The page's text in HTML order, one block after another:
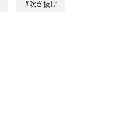
#吹き抜け